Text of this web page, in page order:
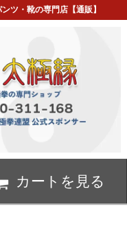
ツ・靴の専門店【通販】
カートを見る